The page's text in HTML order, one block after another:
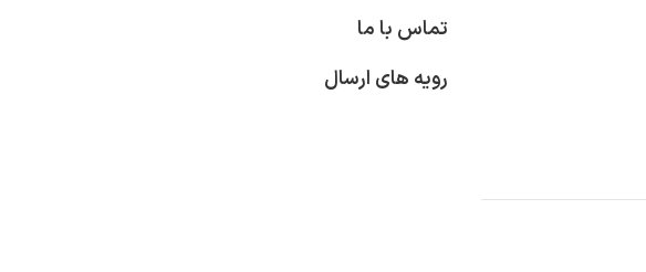
تماس با ما
رویه های ارسال